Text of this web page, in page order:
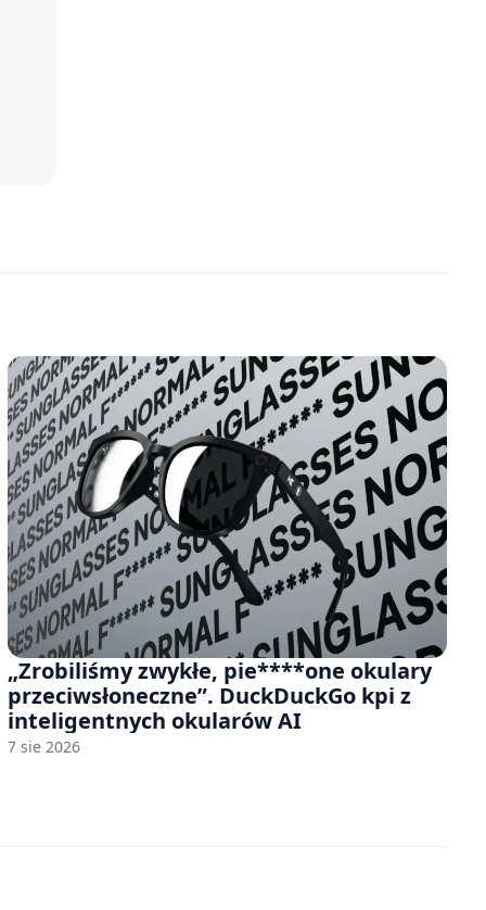
„Zrobiliśmy zwykłe, pie****one okulary
przeciwsłoneczne”. DuckDuckGo kpi z
inteligentnych okularów AI
7 sie 2026